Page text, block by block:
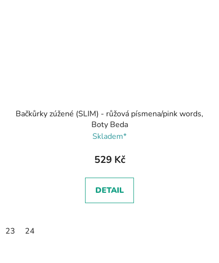
Bačkůrky zúžené (SLIM) - růžová písmena/pink words,
Boty Beda
Skladem*
529 Kč
DETAIL
23 24